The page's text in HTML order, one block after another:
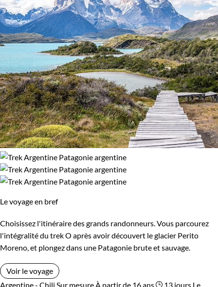
Le voyage en bref
Choisissez l'itinéraire des grands randonneurs. Vous parcourez
l'intégralité du trek O après avoir découvert le glacier Perito
Moreno, et plongez dans une Patagonie brute et sauvage.
Voir le voyage
Argentine - Chili Sur mesure À partir de 16 ans 13 jours Le